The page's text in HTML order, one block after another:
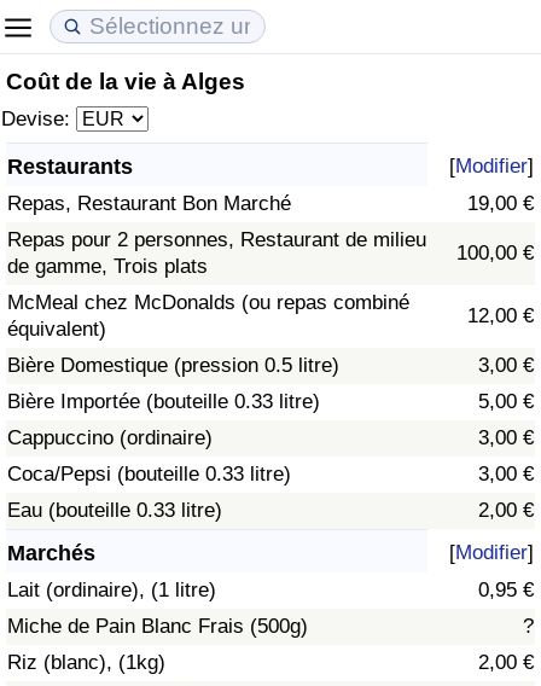
Coût de la vie à Alges
Devise:
Restaurants [Modifier]
Repas, Restaurant Bon Marché
19,00 €
Repas pour 2 personnes, Restaurant de milieu
de gamme, Trois plats
100,00 €
McMeal chez McDonalds (ou repas combiné
équivalent)
12,00 €
Bière Domestique (pression 0.5 litre)
3,00 €
Bière Importée (bouteille 0.33 litre)
5,00 €
Cappuccino (ordinaire)
3,00 €
Coca/Pepsi (bouteille 0.33 litre)
3,00 €
Eau (bouteille 0.33 litre)
2,00 €
Marchés [Modifier]
Lait (ordinaire), (1 litre)
0,95 €
Miche de Pain Blanc Frais (500g)
?
Riz (blanc), (1kg)
2,00 €
Coût de la vie
Indice du Coût de la Vie
Indice du coût de la vie par pays
à Akaba
Prix de l'immobilier
Indice des Prix de l'immobilier
Indice des Prix de l'immobilier par Pays
Qualité de Vie
Indice de Qualité de Vie (Actuel)
Indice de qualité de vie par pays
Criminalité
Indice de Criminalité (Actuel)
Indice de Criminalité
Indice de criminalité par pays
Soins de santé
Indice des soins de santé (Actuel)